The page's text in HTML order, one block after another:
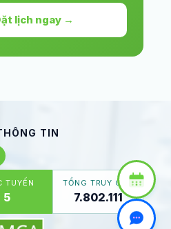
lịch ngay →
TIN
TUYẾN
5
TỔNG TRUY CẬP
7.802.111